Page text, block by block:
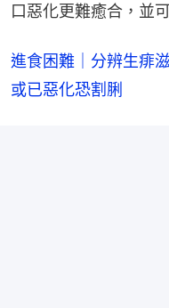
口惡化更難癒合，並
進食困難｜分辨生痱
或已惡化恐割脷